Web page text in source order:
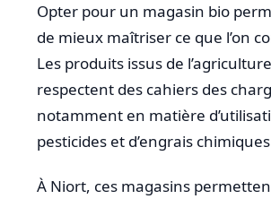
Opter pour un magasin bio
de mieux maîtriser ce que l’on
Les produits issus de
respectent des cahiers des
notamment en matière
pesticides et d’engrais
À Niort, ces magasins